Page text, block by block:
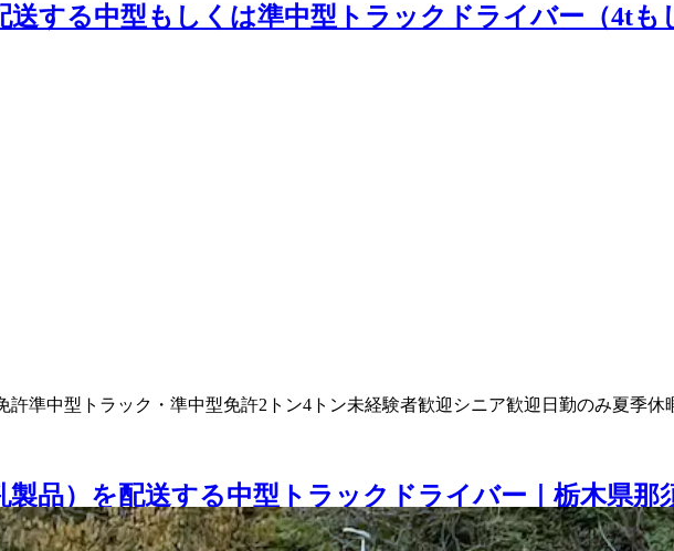
送する中型もしくは準中型トラックドライバー（4t
許準中型トラック・準中型免許2トン4トン未経験者歓迎 シニア歓迎 日勤のみ夏季休
製品）を配送する中型トラックドライバー｜栃木県那